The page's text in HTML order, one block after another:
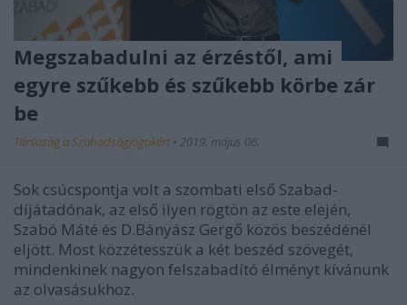
Megszabadulni az érzéstől, ami
egyre szűkebb és szűkebb körbe zár
be
Társaság a Szabadságjogokért • 2019. május 06.
Sok csúcspontja volt a szombati első Szabad-
díjátadónak, az első ilyen rögtön az este elején,
Szabó Máté és D.Bányász Gergő közös beszédénél
eljött. Most közzétesszük a két beszéd szövegét,
mindenkinek nagyon felszabadító élményt kívánunk
az olvasásukhoz.